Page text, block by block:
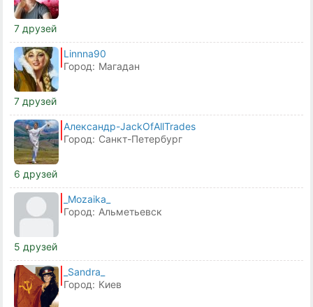
7 друзей
Linnna90
Город: Магадан
7 друзей
Александр-JackOfAllTrades
Город: Санкт-Петербург
6 друзей
_Mozaika_
Город: Альметьевск
5 друзей
_Sandra_
Город: Киев